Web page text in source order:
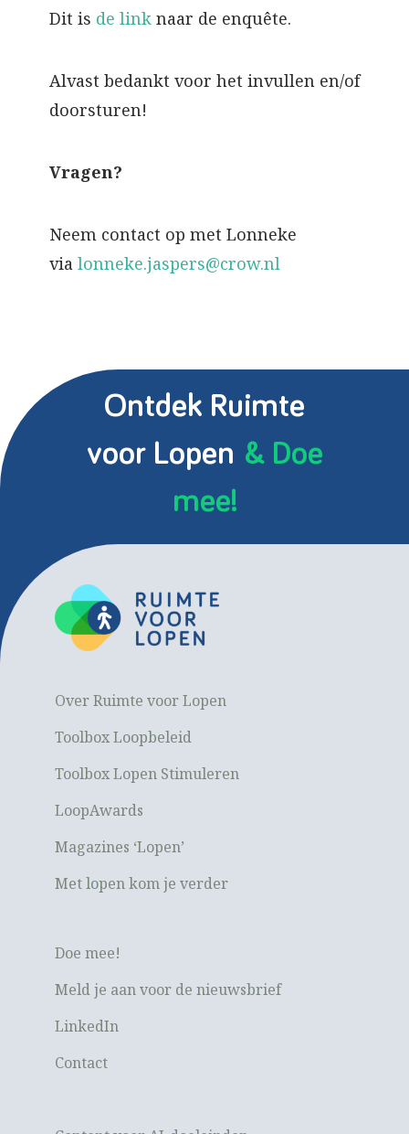
Dit is de link naar de enquête.
Alvast bedankt voor het invullen en/of
doorsturen!
Vragen?
Neem contact op met Lonneke
via lonneke.jaspers@crow.nl
Ontdek Ruimte
voor Lopen & Doe
mee!
Over Ruimte voor Lopen
Toolbox Loopbeleid
Toolbox Lopen Stimuleren
LoopAwards
Magazines ‘Lopen’
Met lopen kom je verder
Doe mee!
Meld je aan voor de nieuwsbrief
LinkedIn
Contact